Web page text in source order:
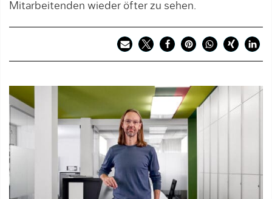
Mitarbeitenden wieder öfter zu sehen.